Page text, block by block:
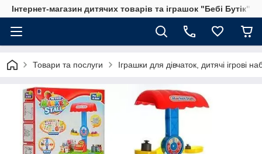
Інтернет-магазин дитячих товарів та іграшок "Бебі Бутік"
Товари та послуги Іграшки для дівчаток, дитячі ігрові